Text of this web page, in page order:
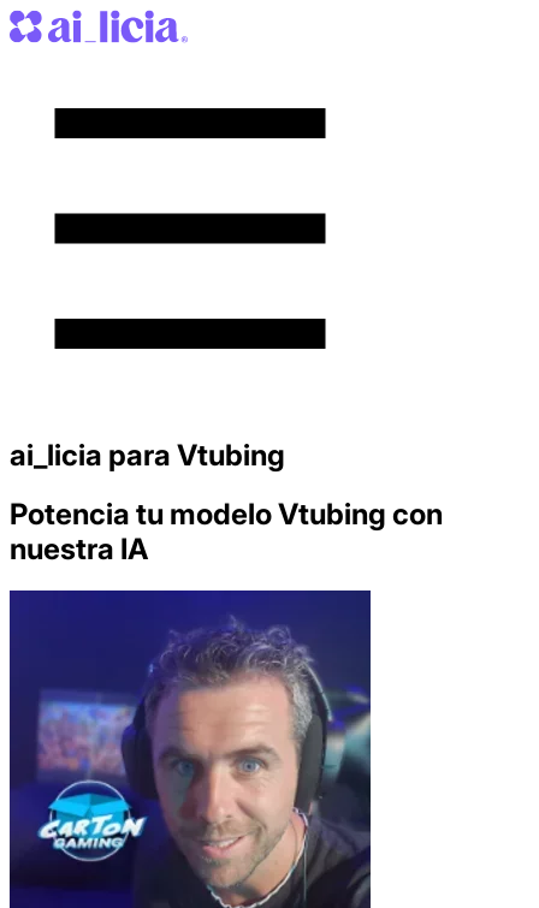
ai_licia para Vtubing
Potencia tu modelo Vtubing con
nuestra IA